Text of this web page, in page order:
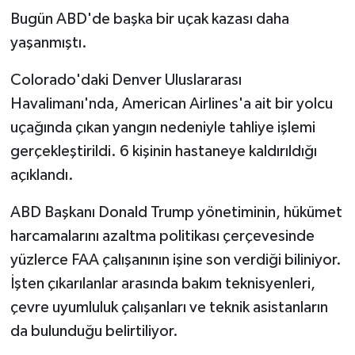
Bugün ABD'de başka bir uçak kazası daha
yaşanmıştı.
Colorado'daki Denver Uluslararası
Havalimanı'nda, American Airlines'a ait bir yolcu
uçağında çıkan yangın nedeniyle tahliye işlemi
gerçekleştirildi. 6 kişinin hastaneye kaldırıldığı
açıklandı.
ABD Başkanı Donald Trump yönetiminin, hükümet
harcamalarını azaltma politikası çerçevesinde
yüzlerce FAA çalışanının işine son verdiği biliniyor.
İşten çıkarılanlar arasında bakım teknisyenleri,
çevre uyumluluk çalışanları ve teknik asistanların
da bulunduğu belirtiliyor.